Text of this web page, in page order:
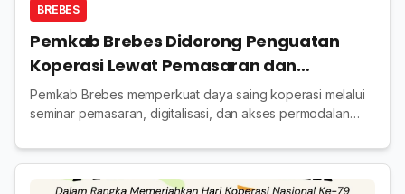
BREBES
Pemkab Brebes Didorong Penguatan
Koperasi Lewat Pemasaran dan
Permodalan
Pemkab Brebes memperkuat daya saing koperasi melalui
seminar pemasaran, digitalisasi, dan akses permodalan